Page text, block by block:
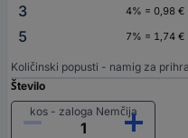
3
4% = 0,98 €
5
7% = 1,74 €
Količinski popusti - namig za
Število
kos - zaloga Nemčija